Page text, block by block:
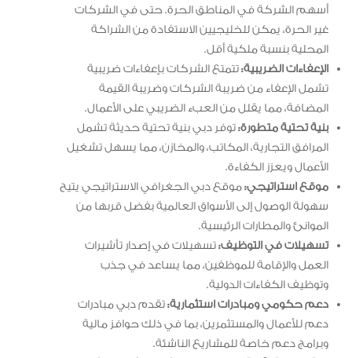
أسهم الشركة في المناطق الحرة. حتى في الشركات
غير الحرة، يمكن للخليجيين الاستفادة من الشراكة
المحلية بنسبة ملكية أقل.
الإعفاءات الضريبية:تتمتع الشركات بإعفاءات ضريبية
تشمل الإعفاء من ضريبة الشركات وضريبة القيمة
المضافة، مما يقلل من العبء الضريبي على الأعمال.
بنية تحتية متطورة:توفر دبي بنية تحتية حديثة تشمل
المرافق التجارية، المكاتب، والمخازن، مما يسهل تشغيل
الأعمال ويعزز الكفاءة.
موقع استراتيجي:موقع دبي الجغرافي الاستراتيجي يتيح
سهولة الوصول إلى الأسواق العالمية بفضل قربها من
الموانئ والمطارات الرئيسية.
تسهيلات في التوظيف:تسهيلات في إصدار تأشيرات
العمل والإقامة للموظفين، مما يساعد في جذب
وتوظيف الكفاءات الدولية.
دعم حكومي ومبادرات استثمارية:تقدم دبي مبادرات
دعم للأعمال والمستثمرين، بما في ذلك حوافز مالية
وبرامج دعم خاصة للمشاريع الناشئة.